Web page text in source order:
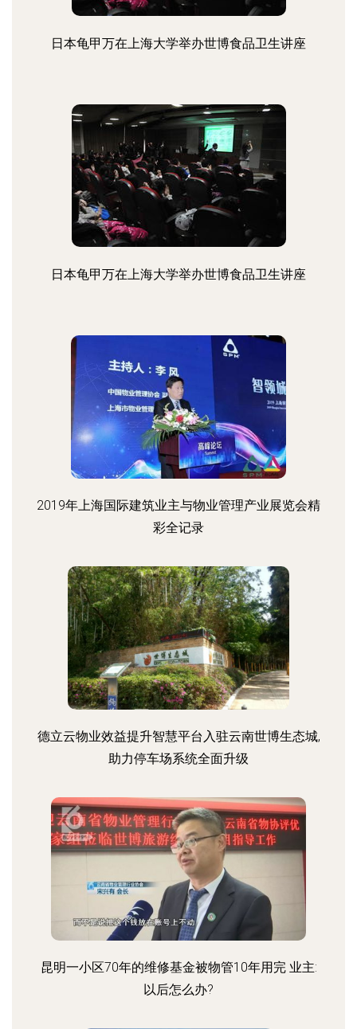
日本龟甲万在上海大学举办世博食品卫生讲座
日本龟甲万在上海大学举办世博食品卫生讲座
2019年上海国际建筑业主与物业管理产业展览会精
彩全记录
德立云物业效益提升智慧平台入驻云南世博生态城,
助力停车场系统全面升级
昆明一小区70年的维修基金被物管10年用完 业主:
以后怎么办?